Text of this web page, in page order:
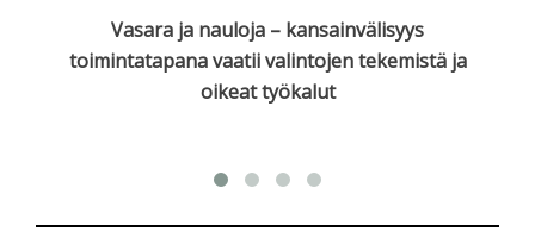
Vasara ja nauloja – kansainvälisyys
toimintatapana vaatii valintojen tekemistä ja
oikeat työkalut